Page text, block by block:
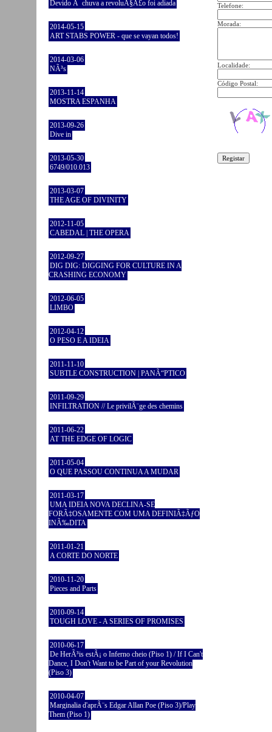
Devido Ã chuva a revoluÃ§Ã£o foi adiada
2014-05-15
ART STABS POWER - que se vayan todos!
2014-03-06
NÃ³s
2013-11-14
MOSTRA ESPANHA
2013-09-26
Dive in
2013-05-30
6749/010.013
2013-03-07
THE AGE OF DIVINITY
2012-11-05
CABEDAL | THE OPERA
2012-09-27
DIG DIG: DIGGING FOR CULTURE IN A
CRASHING ECONOMY
2012-06-05
LIMBO
2012-04-12
O PESO E A IDEIA
2011-11-10
SUBTLE CONSTRUCTION | PANÃ“PTICO
2011-09-29
INFILTRATION // Le privilÃ¨ge des chemins
2011-06-22
AT THE EDGE OF LOGIC
2011-05-04
O QUE PASSOU CONTINUA A MUDAR
2011-03-17
UMA IDEIA NOVA DECLINA-SE
FORÃ‡OSAMENTE COM UMA DEFINIÃ‡ÃƒO
INÃ‰DITA
2011-01-21
A CORTE DO NORTE
2010-11-20
Pieces and Parts
2010-09-14
TOUGH LOVE - A SERIES OF PROMISES
2010-06-17
De HerÃ³is estÃ¡ o Inferno cheio (Piso 1) / If I Can't
Dance, I Don't Want to be Part of your Revolution
(Piso 3)
2010-04-07
Marginalia d'aprÃ¨s Edgar Allan Poe (Piso 3)/Play
Them (Piso 1)
Telefone:
Morada:
Localidade:
Código Postal: